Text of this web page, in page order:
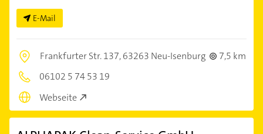
E-Mail
Frankfurter Str. 137,63263 Neu-Isenburg
7,5 km
06102 5 74 53 19
Webseite